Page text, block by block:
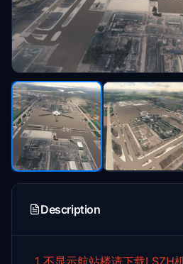
Description
1.不显示航站楼请下载LSZH